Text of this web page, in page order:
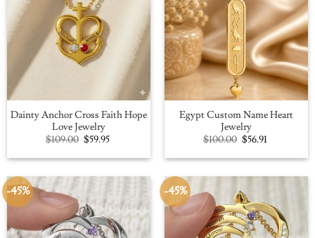
Dainty Anchor Cross Faith Hope
Love Jewelry
$109.00 Original
price
was:
$59.95Current
is:
Egypt Custom Name Heart
Jewelry
$100.00 Original
price
was:
$56.91Current
is:
-45% -45%